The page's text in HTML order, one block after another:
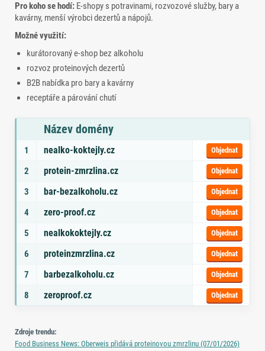
Pro koho se hodí: E‑shopy s potravinami, rozvozové služby, bary a
kavárny, menší výrobci dezertů a nápojů.
Možné využití:
kurátorovaný e‑shop bez alkoholu
rozvoz proteinových dezertů
B2B nabídka pro bary a kavárny
receptáře a párování chutí
Seznam doporučených domén s tématy a odkazem na objednávku
Název domény
1 nealko-koktejly.cz Objednat
2 protein-zmrzlina.cz Objednat
3 bar-bezalkoholu.cz Objednat
4 zero-proof.cz Objednat
5 nealkokoktejly.cz Objednat
6 proteinzmrzlina.cz Objednat
7 barbezalkoholu.cz Objednat
8 zeroproof.cz Objednat
Zdroje trendu:
Food Business News: Oberweis přidává proteinovou zmrzlinu (07/01/2026)